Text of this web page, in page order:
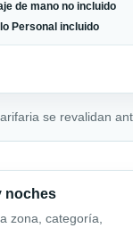
de mano no incluido
Personal incluido
se revalidan
noches
zona, categoría,